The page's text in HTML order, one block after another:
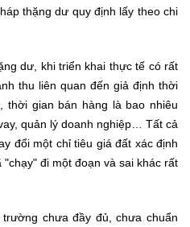
thặng dư quy định lấy theo chi
dư, khi triển khai thực tế có rất
thu liên quan đến giả định thời
thời gian bán hàng là bao nhiêu
quản lý doanh nghiệp… Tất cả
đổi một chỉ tiêu giá đất xác định
đi một đoạn và sai khác rất
chưa đầy đủ, chưa chuẩn